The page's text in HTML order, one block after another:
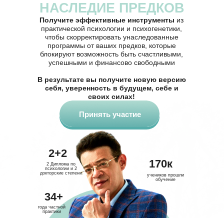
Принять участие
170к
34+
2+2
учеников прошли
обучение
года частной
практики
2 Диплома по
психологии и 2
докторские степени
НАСЛЕДИЕ ПРЕДКОВ
Получите эффективные инструменты из
практической психологии и психогенетики,
чтобы скорректировать унаследованные
программы от ваших предков, которые
блокируют возможность быть счастливыми,
успешными и финансово свободными
В результате вы получите новую версию
себя, уверенность в будущем, себе и
своих силах!